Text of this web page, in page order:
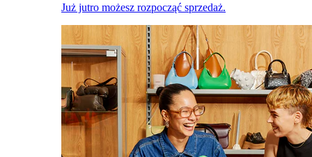
Już jutro możesz rozpocząć sprzedaż.